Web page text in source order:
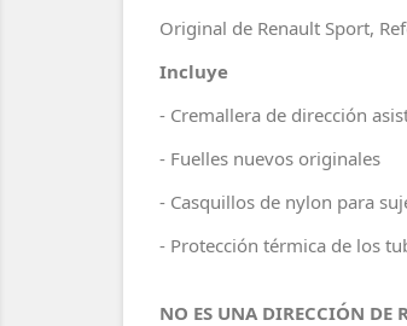
Original de Renault Sport,
Incluye
- Cremallera de dirección
- Fuelles nuevos originales
- Casquillos de nylon para
- Protección térmica de los
NO ES UNA DIRECCIÓN